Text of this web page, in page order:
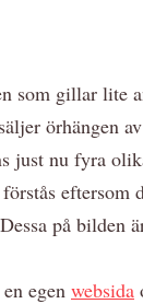
som gillar lite
örhängen
just nu fyra
eftersom
på bilden
egen websida